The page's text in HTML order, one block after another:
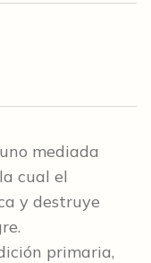
mediada
cual el
y destruye
primaria,